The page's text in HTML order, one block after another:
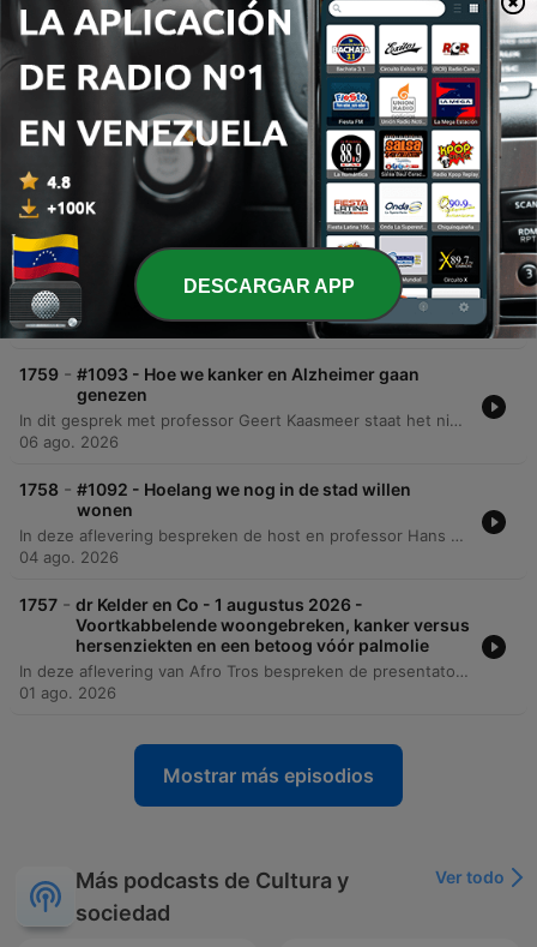
zoals branden dan diverse ecosystemen.
dr Kelder en Co - 8 augustus 2026 - gluurbrillen,
productiviteit, oude vaten, bosbouw
In deze aflevering bespreekt Jort Kelder een breed scala aan maatschappelijke en economische thema's. De focus ligt op de economische uitdagingen in Nederland, waarbij professor Barbara Baarsma de hoge kosten van bureaucratie en de noodzaak voor democratische hervormingen analyseert, evenals de lage adoptie van AI en het belang van internationaal talent. Daarnaast wordt er dieper ingegaan op ecologische vraagstukken, zoals klimaatadaptatie in steden en bossen, de impact van klimaatverandering op biodiversiteit en de effectiviteit van herbebossingsprojecten. Ook komen onderwerpen als privacyrisico's door nieuwe AI-technologie en archeologisch onderzoek naar historische handelsnetwerken aan bod.
1760 - #1094 - Expats: het land uit of onmisbaar?
In deze aflevering bespreken de sprekers de impact van expats op de Nederlandse economie en de woningmarkt, met specifieke aandacht voor de gevolgen van het afschaffen van fiscale voordelen zoals de 30%-regeling. Daarnaast wordt de rol van Schiphol binnen de kenniseconomie geanalyseerd, waarbij de balans tussen internationale bereikbaarheid en lokale overlast centraal staat. Verder wordt ingegaan op de geopolitieke strijd om luchtvaartverbindingen en de uitdagingen rondom arbeidsmigratie in de zorgsector, waarbij de noodzaak van taalbeheersing bij het aantrekken van personeel uit landen als India wordt benadrukt.
07 ago. 2026
1759 - #1093 - Hoe we kanker en Alzheimer gaan
genezen
In dit gesprek met professor Geert Kaasmeer staat het nieuwe onderzoeksinstituut ADOR centraal, waar de synergie tussen kanker- en hersenonderzoek wordt onderzocht om gedeelde biologische mechanismen te ontdekken. Het gesprek behandelt ook de opkomst van onbewezen 'longevity' therapieën en de unieke positie van de Nederlandse gezondheidszorg. Daarnaast worden de biologische grenzen van de menselijke levensduur besproken, waarbij kanker wordt belicht als een gevolg van het verouderingsproces en DNA-fouten. De discussie gaat verder over technologische doorbraken zoals CRISPR-Cas9 en de noodzaak van langetermijninvesteringen in de Nederlandse medische onderzoeksinfrastructuur.
06 ago. 2026
1758 - #1092 - Hoelang we nog in de stad willen
wonen
In deze aflevering bespreken de host en professor Hans Koster de huidige staat van de Nederlandse woningmarkt, met aandacht voor stijgende prijzen, de impact van beleid zoals de Box 3-regeling en de dynamiek tussen stad en provincie. De discussie biedt internationale vergelijkingen met China en onderzoekt de economische waarde van stedelijke voorzieningen (amenities). Daarnaast wordt dieper ingegaan op de economische aspecten van stedelijke ontwikkeling, zoals agglomeratievoordelen en de invloed van expats op de prijzen in grote steden. De aflevering behandelt ook het belang van vastgoed als investering voor jongeren en eindigt met een reflectie op de enorme schuldenlast door woningprijzen en een blik op extreem luxe vastgoed.
04 ago. 2026
1757 - dr Kelder en Co - 1 augustus 2026 -
Voortkabbelende woongebreken, kanker versus
hersenziekten en een betoog vóór palmolie
In deze aflevering van Afro Tros bespreken de presentatoren een breed scala aan actuele thema's, variërend van de druk op de Nederlandse woningmarkt en studentenhuisvesting tot de effectiviteit van anti-aging therapieën. Er is aandacht voor de impact van fiscale wijzigingen in Box 3 en de dynamiek tussen stedelijke voorzieningen en woonkwaliteit. Daarnaast wordt dieper ingegaan op mondiale uitdagingen, zoals de waterverdeling in de landbouw, de invloed van voedselproductie op biodiversiteit en duurzame intensificatie in palmolieplantages. Tot slot vindt er een wetenschappelijke discussie plaats over oncologisch onderzoek, waarbij de complexiteit van kanker en de noodzaak voor langetermijninvesteringen in de medische infrastructuur centraal staan.
01 ago. 2026
Mostrar más episodios
Más podcasts de Cultura y
sociedad
Ver todo
DESCARGAR APP